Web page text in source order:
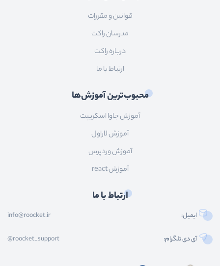
قوانین و مقررات
مدرسان راکت
درباره راکت
ارتباط با ما
محبوب‌ترین آموزش‌ها
آموزش جاوا اسکریپت
آموزش لاراول
آموزش وردپرس
آموزش react
ارتباط با ما
ایمیل: info@roocket.ir
آی دی تلگرام: @roocket_support